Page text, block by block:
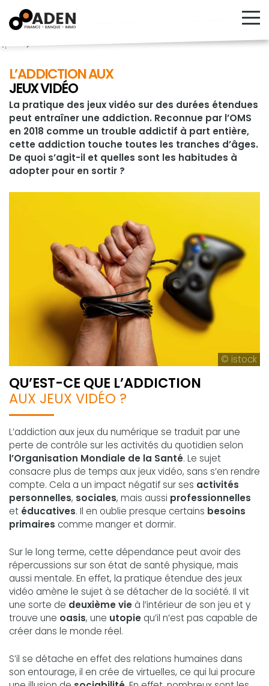
<!---->
L’ADDICTION AUX
JEUX VIDÉO
La pratique des jeux vidéo sur des durées étendues
peut entraîner une addiction. Reconnue par l’OMS
en 2018 comme un trouble addictif à part entière,
cette addiction touche toutes les tranches d’âges.
De quoi s’agit-il et quelles sont les habitudes à
adopter pour en sortir ?
© istock
QU’EST-CE QUE L’ADDICTION
AUX JEUX VIDÉO ?
L’addiction aux jeux du numérique se traduit par une
perte de contrôle sur les activités du quotidien selon
l’Organisation Mondiale de la Santé. Le sujet
consacre plus de temps aux jeux vidéo, sans s’en rendre
compte. Cela a un impact négatif sur ses activités
personnelles, sociales, mais aussi professionnelles
et éducatives. Il en oublie presque certains besoins
primaires comme manger et dormir.
Sur le long terme, cette dépendance peut avoir des
répercussions sur son état de santé physique, mais
aussi mentale. En effet, la pratique étendue des jeux
vidéo amène le sujet à se détacher de la société. Il vit
une sorte de deuxième vie à l’intérieur de son jeu et y
trouve une oasis, une utopie qu’il n’est pas capable de
créer dans le monde réel.
S’il se détache en effet des relations humaines dans
son entourage, il en crée de virtuelles, ce qui lui procure